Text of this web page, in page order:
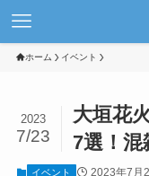
ホーム イベント
大垣花
7選！混
2023
7/23
イベント 2023年7月